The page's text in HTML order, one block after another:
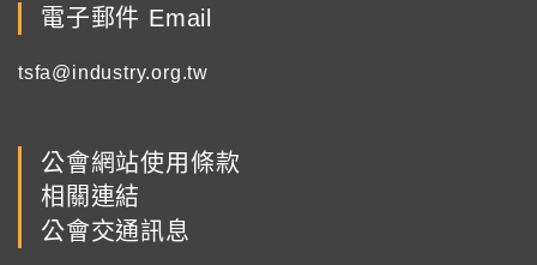
電子郵件 Email
tsfa@industry.org.tw
公會網站使用條款
相關連結
公會交通訊息